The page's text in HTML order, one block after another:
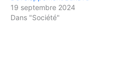
19 septembre 2024
Dans "Société"